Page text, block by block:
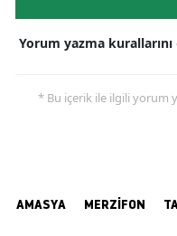
Yorum yazma kurallarını
* Bu içerik ile ilgili yorum
AMASYA MERZİFON